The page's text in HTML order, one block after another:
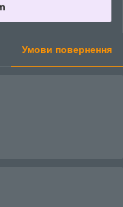
Умови повернення